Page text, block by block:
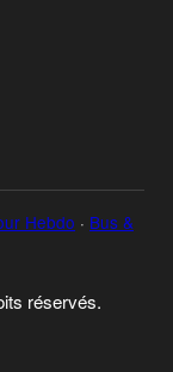
Hebdo · Bus &
réservés.